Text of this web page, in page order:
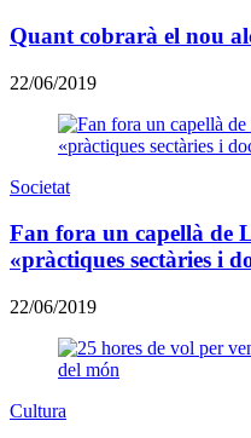
Quant cobrarà el nou
22/06/2019
Societat
Fan fora un capellà de
«pràctiques sectàries i
22/06/2019
Cultura